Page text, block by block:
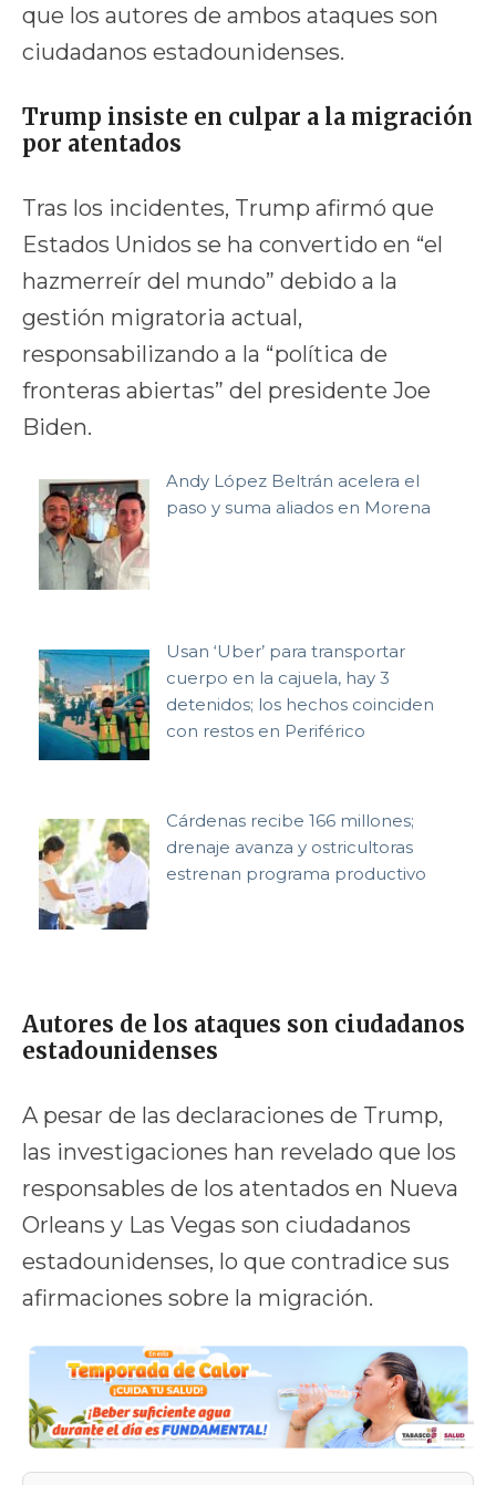
que los autores de ambos ataques son
ciudadanos estadounidenses.
Trump insiste en culpar a la migración
por atentados
Tras los incidentes, Trump afirmó que
Estados Unidos se ha convertido en “el
hazmerreír del mundo” debido a la
gestión migratoria actual,
responsabilizando a la “política de
fronteras abiertas” del presidente Joe
Biden.
Andy López Beltrán acelera el
paso y suma aliados en Morena
Usan ‘Uber’ para transportar
cuerpo en la cajuela, hay 3
detenidos; los hechos coinciden
con restos en Periférico
Cárdenas recibe 166 millones;
drenaje avanza y ostricultoras
estrenan programa productivo
Autores de los ataques son ciudadanos
estadounidenses
A pesar de las declaraciones de Trump,
las investigaciones han revelado que los
responsables de los atentados en Nueva
Orleans y Las Vegas son ciudadanos
estadounidenses, lo que contradice sus
afirmaciones sobre la migración.